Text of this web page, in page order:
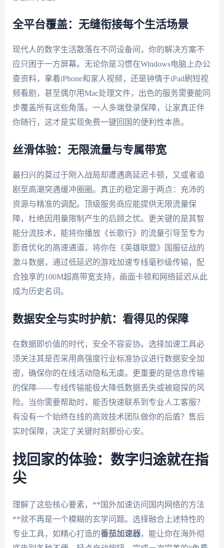
全平台覆盖：无缝衔接每个生活场景
现代人的数字生活散落在不同设备间，你的解决方案不
应只困于一方屏幕。无论你是习惯在Windows电脑上办公
查资料，拿着iPhone和家人视频，还是钟情于iPad刷短视
频看剧，甚至偶尔用Mac处理文件，出色的服务需要能同
步覆盖所有这些角落。一人多端登录保障，让家真正伴
你随行，这才是实现免费一键回国的便利性本质。
丝滑体验：无限流量与专属带宽
最扫兴的莫过于刚入战局却遭遇高延迟卡顿，又或者追
剧至高潮突遇缓冲圈圈。真正的稳定源于两点：充沛的
资源与精准的调配。顶级服务商应能提供无限流量保
障，杜绝因用量限制产生的后顾之忧。更关键的是其智
能分流技术，能将你播放《长歌行》的流量引导至专为
影音优化的高速通道，将你在《英雄联盟》国服征战的
激斗数据，通过低延迟的游戏加速专线毫秒级传输，配
合独享的100M超高带宽支持，画面卡顿和网络延迟从此
成为历史名词。
数据安全与实时护航：看得见的保障
在数据即价值的时代，安全不容妥协。选择加速工具必
须关注其是否采用高强度行业标准协议进行数据安全加
密，确保你的在线活动隐私无虞。更重要的是信息传输
的保障——专线传输能极大降低数据丢失或被窥探的风
险。当你需要帮助时，能否快速联系到专业人工客服？
有没有一个始终在线的高效技术团队做你的后盾？售后
实时保障，决定了关键时刻那份心安。
找回家的体验：数字归途就在指
尖
理解了这些核心要素，**国外加速访问国内网络的方法
**就不再是一个模糊的玄学问题。选择融合上述特性的
专业工具，如精心打造的番茄加速器，能让你在海外彻